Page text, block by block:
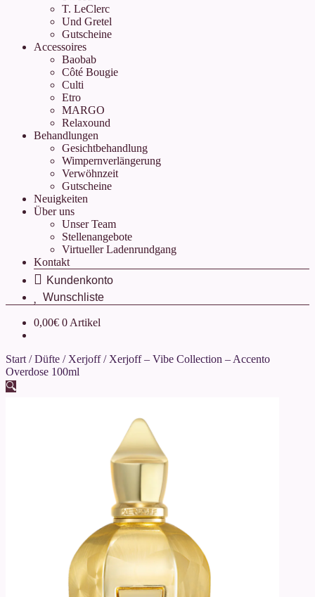
T. LeClerc
Und Gretel
Gutscheine
Accessoires
Baobab
Côté Bougie
Culti
Etro
MARGO
Relaxound
Behandlungen
Gesichtbehandlung
Wimpernverlängerung
Verwöhnzeit
Gutscheine
Neuigkeiten
Über uns
Unser Team
Stellenangebote
Virtueller Ladenrundgang
Kontakt
0,00€ 0 Artikel
Start /Düfte / Xerjoff/ Xerjoff – Vibe Collection – Accento
Overdose 100ml
🔍